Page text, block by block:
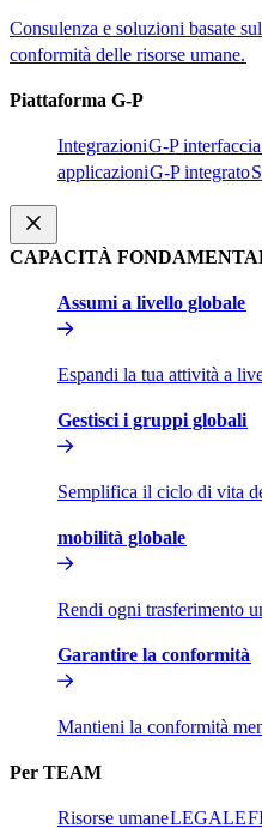
Consulenza e soluzioni basate
conformità delle risorse umane.​​
Piattaforma G-P​​
Integrazioni​​G-P
applicazioni​​G-P integrato​​
CAPACITÀ
Assumi a livello globale​​
Espandi la tua attività a
Gestisci i gruppi globali​​
Semplifica il ciclo di vita
mobilità globale​​
Rendi ogni trasferimento
Garantire la conformità​​
Mantieni la conformità
Per TEAM​​
Risorse umane​​LEGALE​​